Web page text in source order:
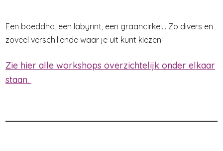
Een boeddha, een labyrint, een graancirkel... Zo divers en
zoveel verschillende waar je uit kunt kiezen!
Zie hier alle workshops overzichtelijk onder elkaar
staan.